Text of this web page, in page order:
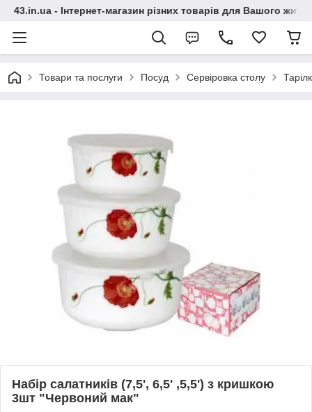
43.in.ua - Інтернет-магазин різних товарів для Вашого
Товари та послуги Посуд Сервіровка столу
Набір салатників (7,5', 6,5' ,5,5') з кришкою
3шт "Червоний мак"